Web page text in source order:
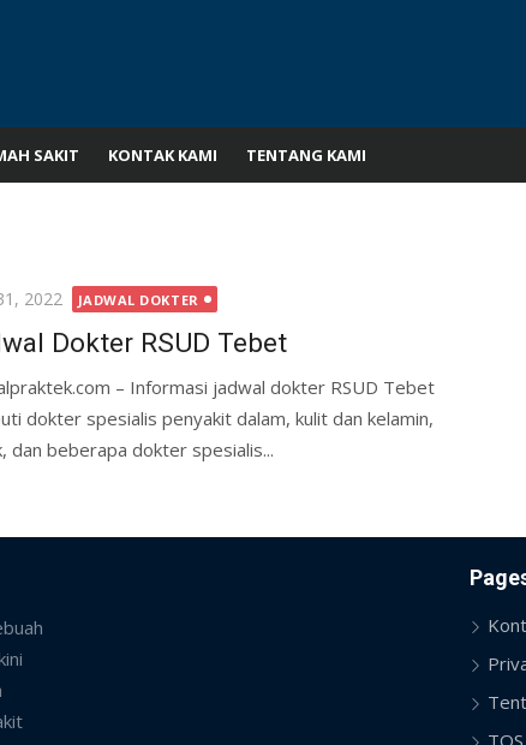
SAKIT KONTAK KAMI TENTANG KAMI
2022 JADWAL DOKTER
Dokter RSUD Tebet
– Informasi jadwal dokter RSUD Tebet
dokter spesialis penyakit dalam, kulit dan kelamin,
dan beberapa dokter spesialis...
TOS